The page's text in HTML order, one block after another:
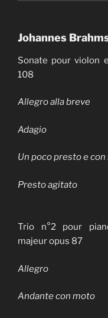
Johannes
Sonate pour violon
108
Allegro alla breve
Adagio
Un poco presto e
Presto agitato
Trio n°2 pour
majeur opus 87
Allegro
Andante con moto